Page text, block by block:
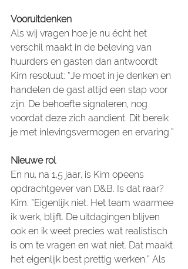
Vooruitdenken
Als wij vragen hoe je nu écht het
verschil maakt in de beleving van
huurders en gasten dan antwoordt
Kim resoluut: “Je moet in je denken en
handelen de gast altijd een stap voor
zijn. De behoefte signaleren, nog
voordat deze zich aandient. Dit bereik
je met inlevingsvermogen en ervaring.”
Nieuwe rol
En nu, na 1,5 jaar, is Kim opeens
opdrachtgever van D&B. Is dat raar?
Kim: “Eigenlijk niet. Het team waarmee
ik werk, blijft. De uitdagingen blijven
ook en ik weet precies wat realistisch
is om te vragen en wat niet. Dat maakt
het eigenlijk best prettig werken.” Als